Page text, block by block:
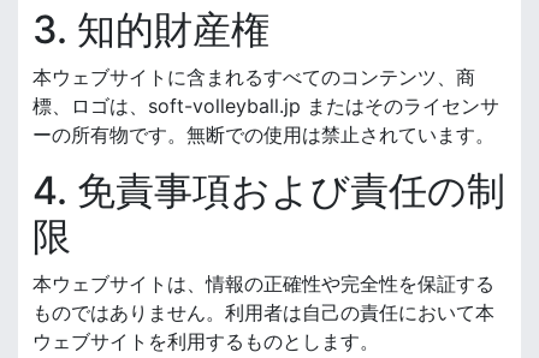
3. 知的財産権
本ウェブサイトに含まれるすべてのコンテンツ、商
標、ロゴは、soft-volleyball.jp またはそのライセンサ
ーの所有物です。無断での使用は禁止されています。
4. 免責事項および責任の制
限
本ウェブサイトは、情報の正確性や完全性を保証する
ものではありません。利用者は自己の責任において本
ウェブサイトを利用するものとします。